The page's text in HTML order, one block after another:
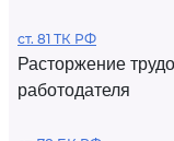
ст. 81 ТК РФ
Расторжение
работодателя